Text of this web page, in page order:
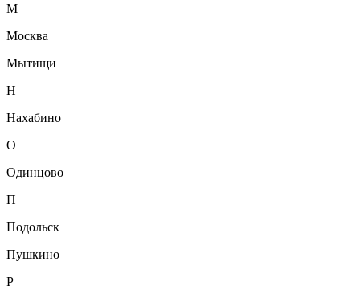
М
Москва
Мытищи
Н
Нахабино
О
Одинцово
П
Подольск
Пушкино
Р